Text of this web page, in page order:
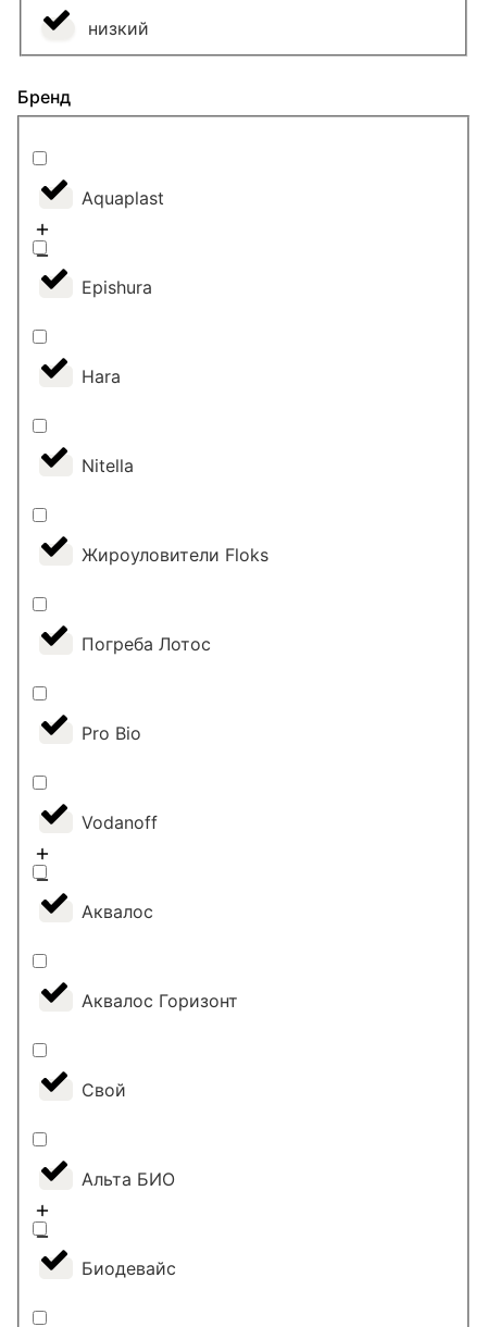
низкий
Бренд
Aquaplast
Epishura
Hara
Nitella
Жироуловители Floks
Погреба Лотос
Pro Bio
Vodanoff
Аквалос
Аквалос Горизонт
Свой
Альта БИО
Биодевайс